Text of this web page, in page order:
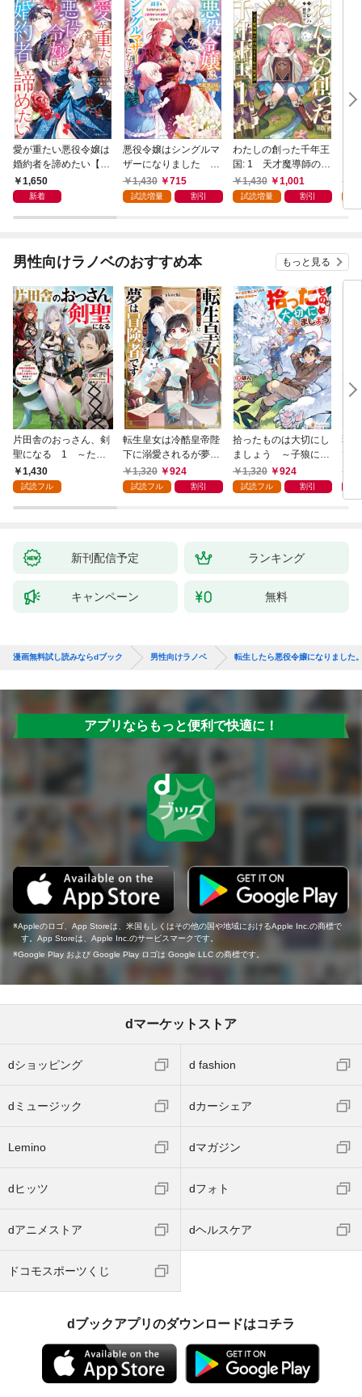
愛が重たい悪役令嬢は
婚約者を諦めたい【特
典SS付】
1,650
新着
悪役令嬢はシングルマ
ザーになりました 双
子を引き取りましたが
公爵様からの溺愛は想
1,430 715
試読増量 割引
わたしの創った千年王
国: 1 天才魔導師の自
由気ままな転生無双譚
【特典SS付】
1,430 1,001
試読増量 割引
男性向けラノベのおすすめ本 もっと見る
片田舎のおっさん、剣
聖になる 1 ～ただ
の田舎の剣術師範だっ
たのに、大成した弟子
ない件～
1,430
試読フル
転生皇女は冷酷皇帝陛
下に溺愛されるが夢は
冒険者です！
1,320 924
試読フル 割引
拾ったものは大切にし
ましょう ～子狼に気
に入られた男の転移物
語～
1,320 924
試読フル 割引
弱
て
～
新刊配信予定 ランキング
キャンペーン 無料
漫画無料試し読みならdブック 男性向けラノベ 転生したら悪役令嬢になりました
アプリならもっと便利で快適に！
Appleのロゴ、App Storeは、米国もしくはその他の国や地域におけるApple Inc.の商標で
す。App Storeは、Apple Inc.のサービスマークです。
Google Play および Google Play ロゴは Google LLC の商標です。
dマーケットストア
dショッピング d fashion
dミュージック dカーシェア
Lemino dマガジン
dヒッツ dフォト
dアニメストア dヘルスケア
ドコモスポーツくじ
dブックアプリのダウンロードはコチラ